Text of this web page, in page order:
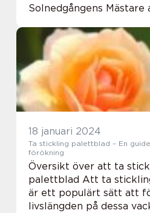
Solnedgångens
populär bland
växtälskare. Med ...
18 januari 2024
Ta stickling palettblad – En
förökning
Översikt över att ta
palettblad Att ta
är ett populärt sätt att
livslängden på dessa